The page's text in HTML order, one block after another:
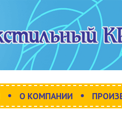
• О КОМПАНИИ •